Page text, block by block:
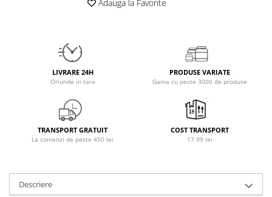
Kevin Levrone
Muscle Pharm
Muscletech
Mutant
Neocell
Nordic Naturals
Adauga la Favorite
LIVRARE 24H
Oriunde in tara
PRODUSE VARIATE
Gama cu peste 3000 de produse
TRANSPORT GRATUIT
La comenzi de peste 450 lei
COST TRANSPORT
17.99 lei
Descriere